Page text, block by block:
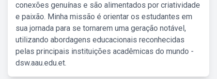
conexões genuínas e são alimentados por criatividade
e paixão. Minha missão é orientar os estudantes em
sua jornada para se tornarem uma geração notável,
utilizando abordagens educacionais reconhecidas
pelas principais instituições acadêmicas do mundo -
dsw.aau.edu.et.